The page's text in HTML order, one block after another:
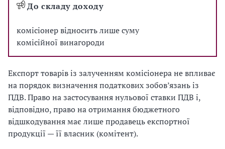
До складу доходу
комісіонер відносить лише суму
комісійної винагороди
Експорт товарів із залученням комісіонера не впливає
на порядок визначення податкових зобов’язань із
ПДВ. Право на застосування нульової ставки ПДВ і,
відповідно, право на отримання бюджетного
відшкодування має лише продавець експортної
продукції — її власник (комітент).